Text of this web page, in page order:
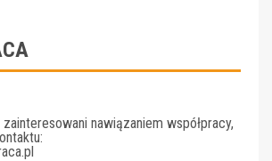
nawiązaniem współpracy,